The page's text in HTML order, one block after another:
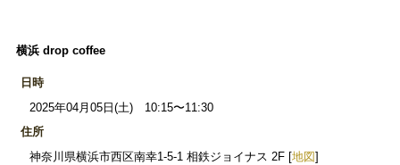
横浜 drop coffee
日時
2025年04月05日(土) 10:15〜11:30
住所
神奈川県横浜市西区南幸1-5-1 相鉄ジョイナス 2F [地図]